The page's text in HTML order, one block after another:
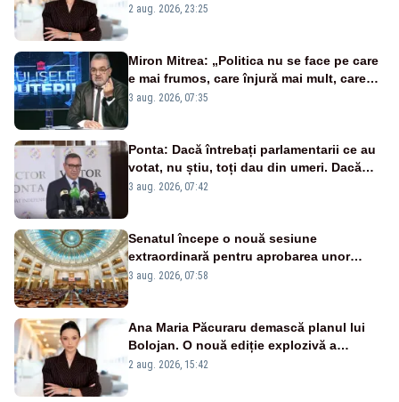
portiță?”
2 aug. 2026, 23:25
Miron Mitrea: „Politica nu se face pe care
e mai frumos, care înjură mai mult, care
țipă mai tare, ci pe proiecte”
3 aug. 2026, 07:35
Ponta: Dacă întrebați parlamentarii ce au
votat, nu știu, toți dau din umeri. Dacă
întrebi de ce au votat pro sau contra, o să
3 aug. 2026, 07:42
Senatul începe o nouă sesiune
extraordinară pentru aprobarea unor
jaloane din PNRR
3 aug. 2026, 07:58
Ana Maria Păcuraru demască planul lui
Bolojan. O nouă ediție explozivă a
emisiunii „Miza Zilei” la Realitatea PLUS
2 aug. 2026, 15:42